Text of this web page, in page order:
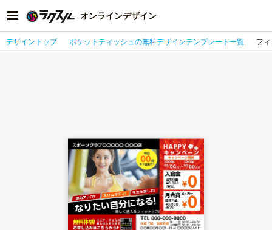
オンラインデザイン
デザイントップ ポケットティッシュの無料デザインテンプレート一覧 フ